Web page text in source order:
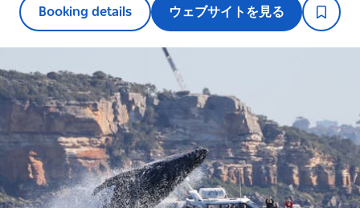
Booking details ウェブサイトを見る